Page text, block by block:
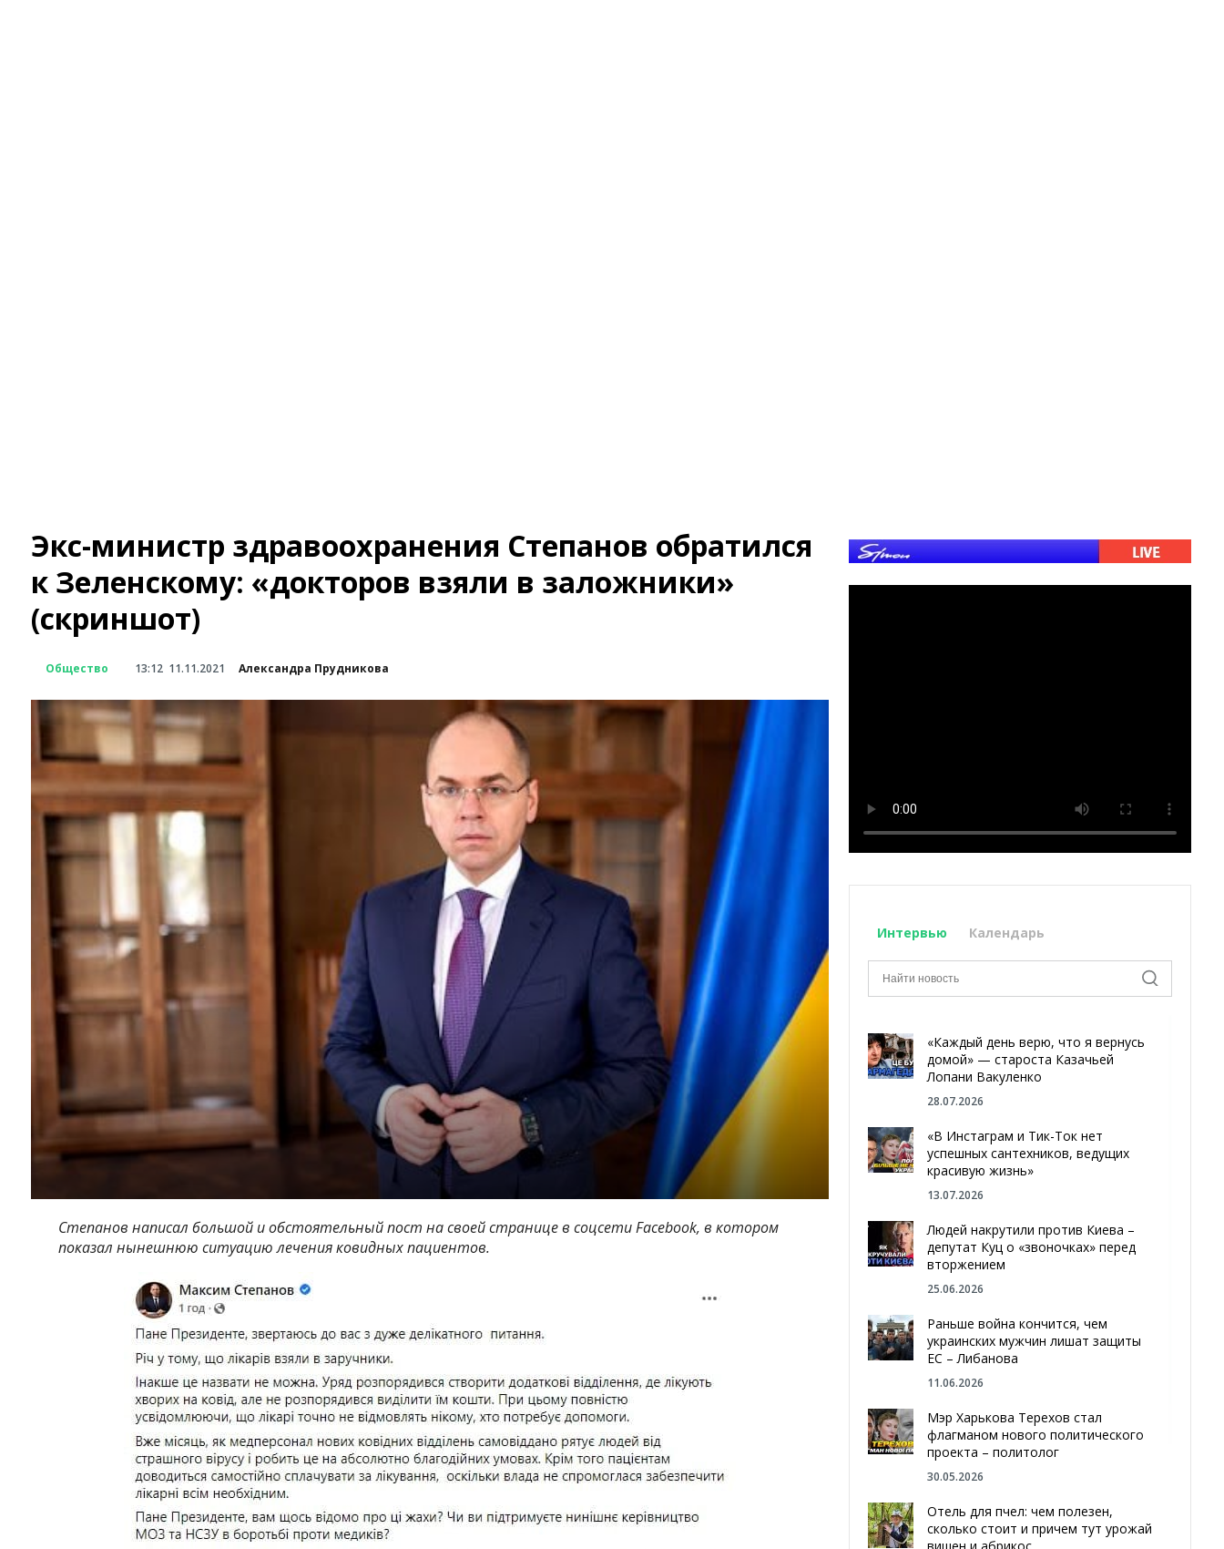
Экс-министр здравоохранения Степанов обратился
к Зеленскому: «докторов взяли в заложники»
(скриншот)
Общество 13:12 11.11.2021 Александра Прудникова
Степанов написал большой и обстоятельный пост на своей странице в соцсети Facebook, в котором
показал нынешнюю ситуацию лечения ковидных пациентов.
Интервью Календарь
«Каждый день верю, что я вернусь
домой» — староста Казачьей
Лопани Вакуленко
28.07.2026
«В Инстаграм и Тик-Ток нет
успешных сантехников, ведущих
красивую жизнь»
13.07.2026
Людей накрутили против Киева –
депутат Куц о «звоночках» перед
вторжением
25.06.2026
Раньше война кончится, чем
украинских мужчин лишат защиты
ЕС – Либанова
11.06.2026
Мэр Харькова Терехов стал
флагманом нового политического
проекта – политолог
30.05.2026
Отель для пчел: чем полезен,
сколько стоит и причем тут урожай